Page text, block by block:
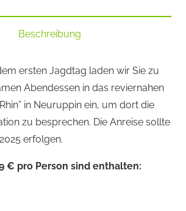
Beschreibung
ersten Jagdtag laden wir Sie zu
Abendessen in das reviernahen
in Neuruppin ein, um dort die
zu besprechen. Die Anreise sollte
erfolgen.
€ pro Person sind enthalten: